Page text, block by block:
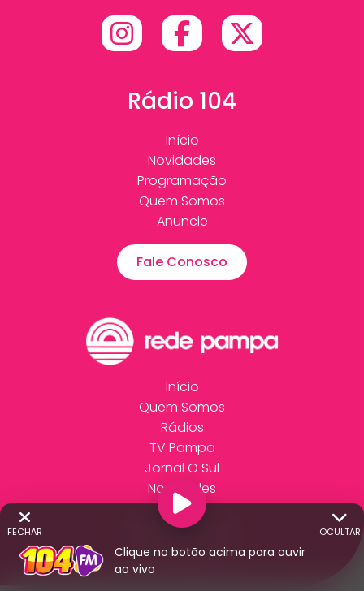
Rádio 104
Início
Novidades
Programação
Quem Somos
Anuncie
Fale Conosco
Início
Quem Somos
Rádios
TV Pampa
Jornal O Sul
Novidades
Anuncie
Trabalhe Conosco
Fale Conosco
OCULTAR
FECHAR
Clique no botão acima para ouvir
ao vivo